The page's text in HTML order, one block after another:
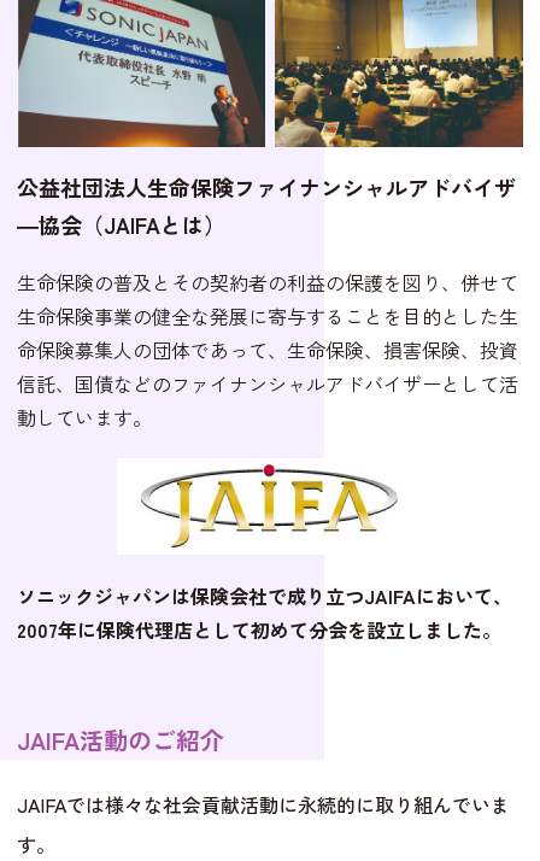
公益社団法人生命保険ファイナンシャルアドバイザ
―協会（JAIFAとは）
生命保険の普及とその契約者の利益の保護を図り、併せて
生命保険事業の健全な発展に寄与することを目的とした生
命保険募集人の団体であって、生命保険、損害保険、投資
信託、国債などのファイナンシャルアドバイザーとして活
動しています。
ソニックジャパンは保険会社で成り立つJAIFAにおいて、
2007年に保険代理店として初めて分会を設立しました。
JAIFA活動のご紹介
JAIFAでは様々な社会貢献活動に永続的に取り組んでいま
す。